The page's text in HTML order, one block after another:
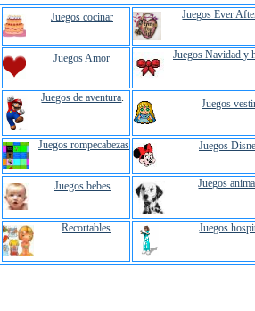
Juegos cocinar Juegos Ever
Juegos Amor Juegos Navidad y
Juegos de aventura. Juegos
Juegos rompecabezas Juegos
Juegos bebes. Juegos
Recortables Juegos